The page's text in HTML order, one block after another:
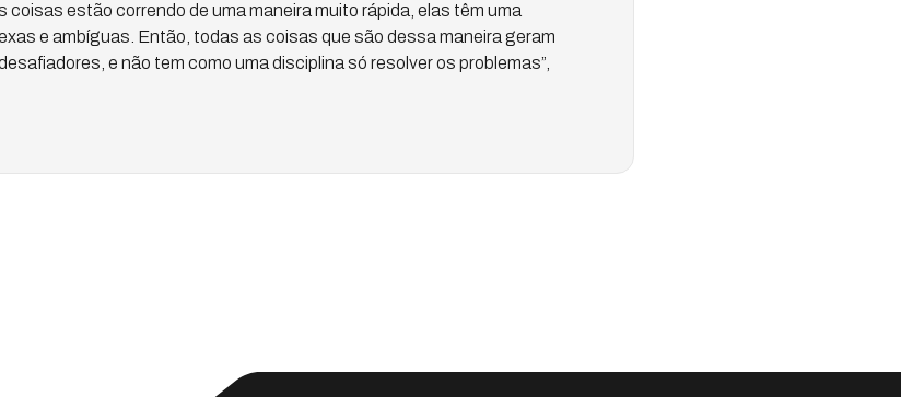
coisas estão correndo de uma maneira muito rápida, elas têm uma
e ambíguas. Então, todas as coisas que são dessa maneira geram
e não tem como uma disciplina só resolver os problemas”,